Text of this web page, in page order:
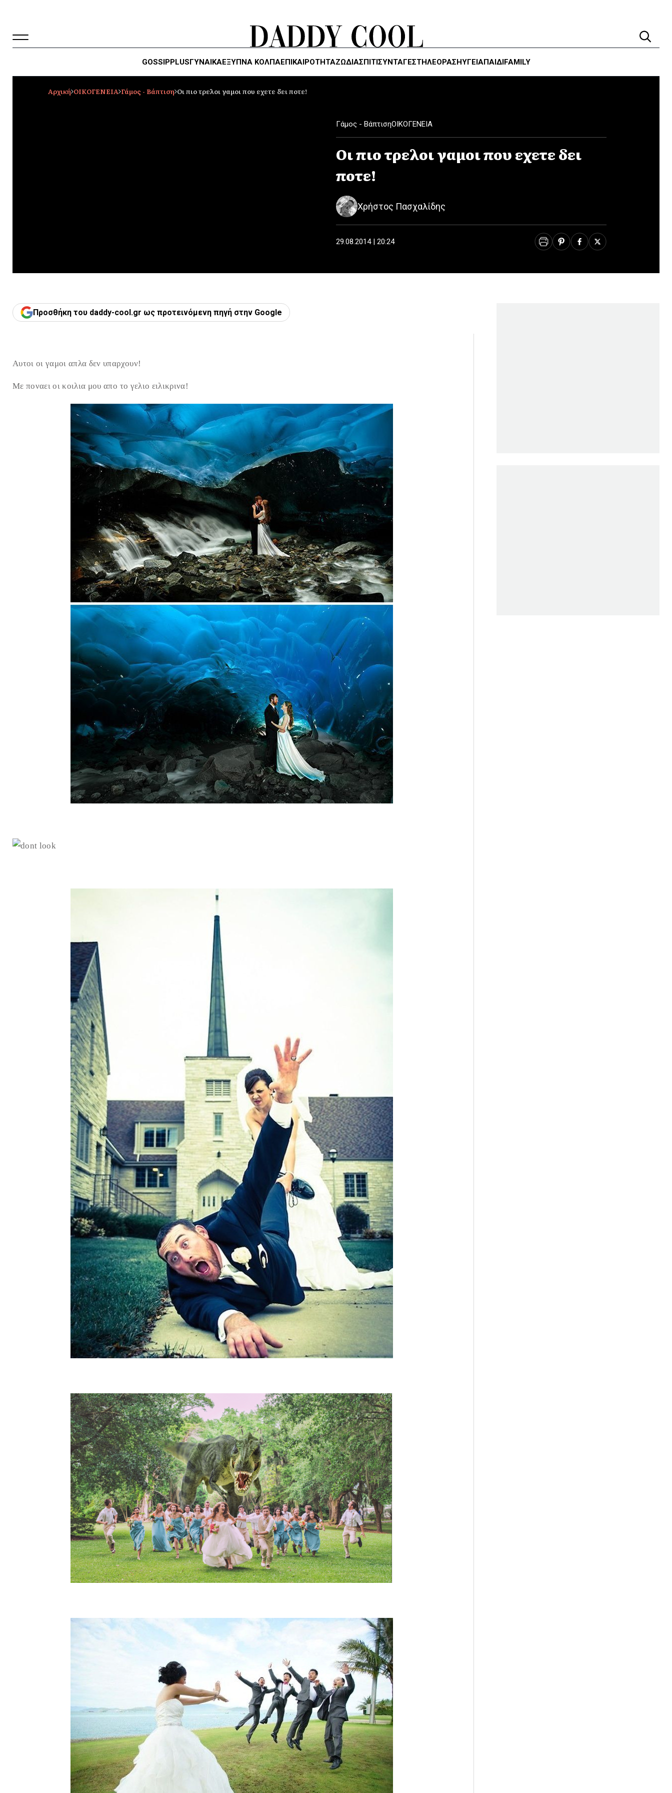
GOSSIPPLUSΓΥΝΑΙΚΑΈΞΥΠΝΑ ΚΌΛΠΑΕΠΙΚΑΙΡΟΤΗΤΑΖΏΔΙΑΣΠΙΤΙΣΥΝΤΑΓΕΣΤΗΛΕΌΡΑΣΗΥΓΕΊΑΠΑΙΔΙFAMILY
Αρχική ΟΙΚΟΓΕΝΕΙΑ Γάμος - Βάπτιση Οι πιο τρελοι γαμοι που εχετε δει ποτε!
Γάμος - ΒάπτισηΟΙΚΟΓΕΝΕΙΑ
Οι πιο τρελοι γαμοι που εχετε δει
ποτε!
Χρήστος Πασχαλίδης
29.08.2014 | 20:24
Προσθήκη του daddy-cool.gr ως προτεινόμενη πηγή στην Google
Αυτοι οι γαμοι απλα δεν υπαρχουν!
Με ποναει οι κοιλια μου απο το γελιο ειλικρινα!